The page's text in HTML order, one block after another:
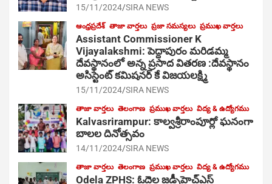
15/11/2024 SIRA NEWS
ఆంధ్రప్రదేశ్ తాజా వార్తలు ప్రజా సమస్యలు ప్రముఖ వార్తలు
Assistant Commissioner K
Vijayalakshmi: పెద్దాపురం మరిడమ్మ
దేవస్థానంలో అన్న ప్రసాద వితరణ :దేవస్థానం
అసిస్టెంట్ కమిషనర్ కే విజయలక్ష్మి
15/11/2024 SIRA NEWS
తాజా వార్తలు తెలంగాణ ప్రముఖ వార్తలు విద్య & ఉద్యోగము
Kalvasrirampur: కాల్వశ్రీరాంపూర్లో ఘనంగా
బాలల దినోత్సవం
14/11/2024 SIRA NEWS
తాజా వార్తలు తెలంగాణ ప్రముఖ వార్తలు విద్య & ఉద్యోగము
Odela ZPHS: ఓదెల జ‌డ్పీహెచ్ఎస్